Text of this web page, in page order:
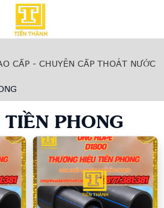
CẤP - CHUYÊN CẤP THOÁT NƯỚC
PHONG